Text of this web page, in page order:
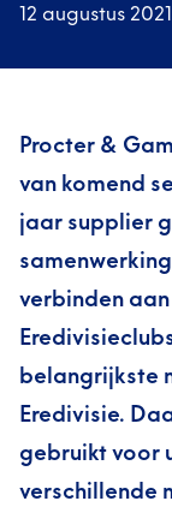
12 augustus 2021
Procter &
van komend
jaar supplier
verbinden
belangrijkste
Eredivisie.
gebruikt voor
verschillende